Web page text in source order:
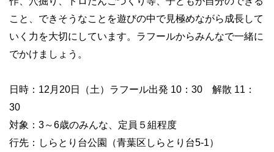
こと、できそうなことを遊びの中で見極めながら成長して
いく力を大切にしています。ラフールからみんなで一緒に
でかけましょう。
日時：12月20日（土）ラフール出発 10：30 解散 11：
30
対象：3～6歳のみんな、定員５組程度
行先：しらとり台公園（青葉区しらとり台5-1）